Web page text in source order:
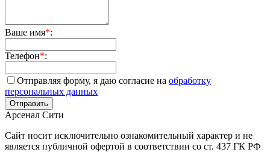
Ваше имя*:
Телефон*:
Отправляя форму, я даю согласие на обработку
персональных данных
Арсенал Сити
Сайт носит исключительно ознакомительный характер и не
является публичной офертой в соответствии со ст. 437 ГК РФ